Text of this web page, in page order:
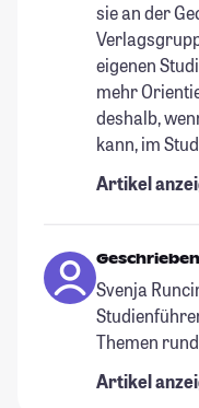
sie an der
eigenen
mehr
deshalb,
kann, im
Artikel
Svenja
Themen
Artikel